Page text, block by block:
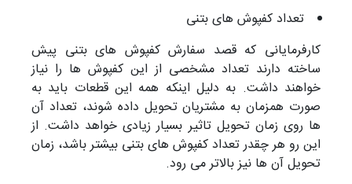
تعداد کفپوش های بتنی
کارفرمایانی که قصد سفارش کفپوش های بتنی پیش
ساخته دارند تعداد مشخصی از این کفپوش ها را نیاز
خواهند داشت. به دلیل اینکه همه این قطعات باید به
صورت همزمان به مشتریان تحویل داده شوند، تعداد آن
ها روی زمان تحویل تاثیر بسیار زیادی خواهد داشت. از
این رو هر چقدر تعداد کفپوش های بتنی بیشتر باشد، زمان
تحویل آن ها نیز بالاتر می رود.